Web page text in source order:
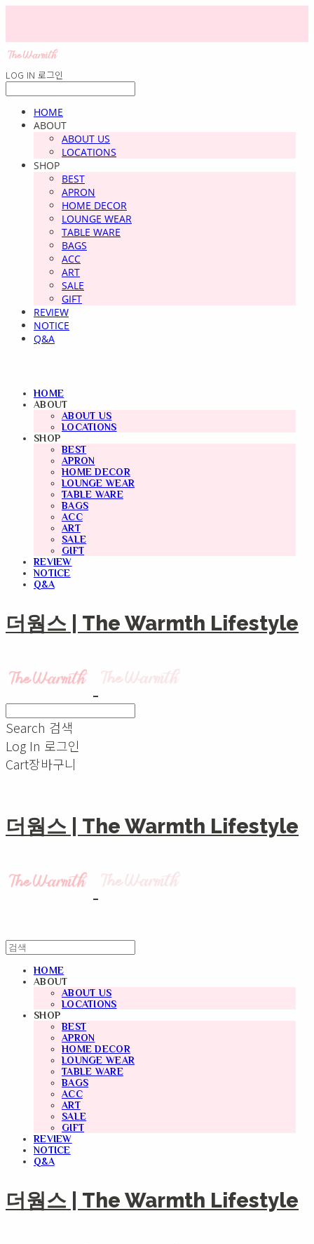
LOG IN 로그인
HOME
ABOUT
ABOUT US
LOCATIONS
SHOP
BEST
APRON
HOME DECOR
LOUNGE WEAR
TABLE WARE
BAGS
ACC
ART
SALE
GIFT
REVIEW
NOTICE
Q&A
HOME
ABOUT
ABOUT US
LOCATIONS
SHOP
BEST
APRON
HOME DECOR
LOUNGE WEAR
TABLE WARE
BAGS
ACC
ART
SALE
GIFT
REVIEW
NOTICE
Q&A
더웜스 | The Warmth Lifestyle
Search 검색
Log In 로그인
Cart장바구니
더웜스 | The Warmth Lifestyle
HOME
ABOUT
ABOUT US
LOCATIONS
SHOP
BEST
APRON
HOME DECOR
LOUNGE WEAR
TABLE WARE
BAGS
ACC
ART
SALE
GIFT
REVIEW
NOTICE
Q&A
더웜스 | The Warmth Lifestyle